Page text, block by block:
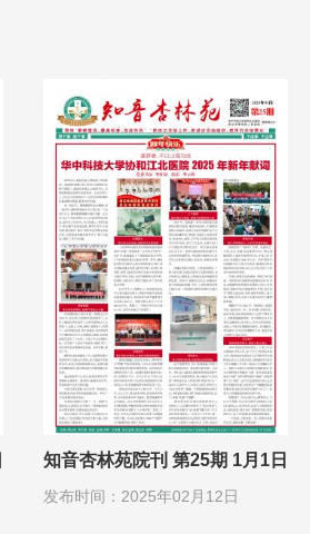
知音杏林苑院刊 第25期 1月1日
发布时间：2025年02月12日